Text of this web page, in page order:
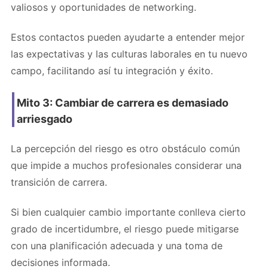
valiosos y oportunidades de networking.
Estos contactos pueden ayudarte a entender mejor
las expectativas y las culturas laborales en tu nuevo
campo, facilitando así tu integración y éxito.
Mito 3: Cambiar de carrera es demasiado
arriesgado
La percepción del riesgo es otro obstáculo común
que impide a muchos profesionales considerar una
transición de carrera.
Si bien cualquier cambio importante conlleva cierto
grado de incertidumbre, el riesgo puede mitigarse
con una planificación adecuada y una toma de
decisiones informada.